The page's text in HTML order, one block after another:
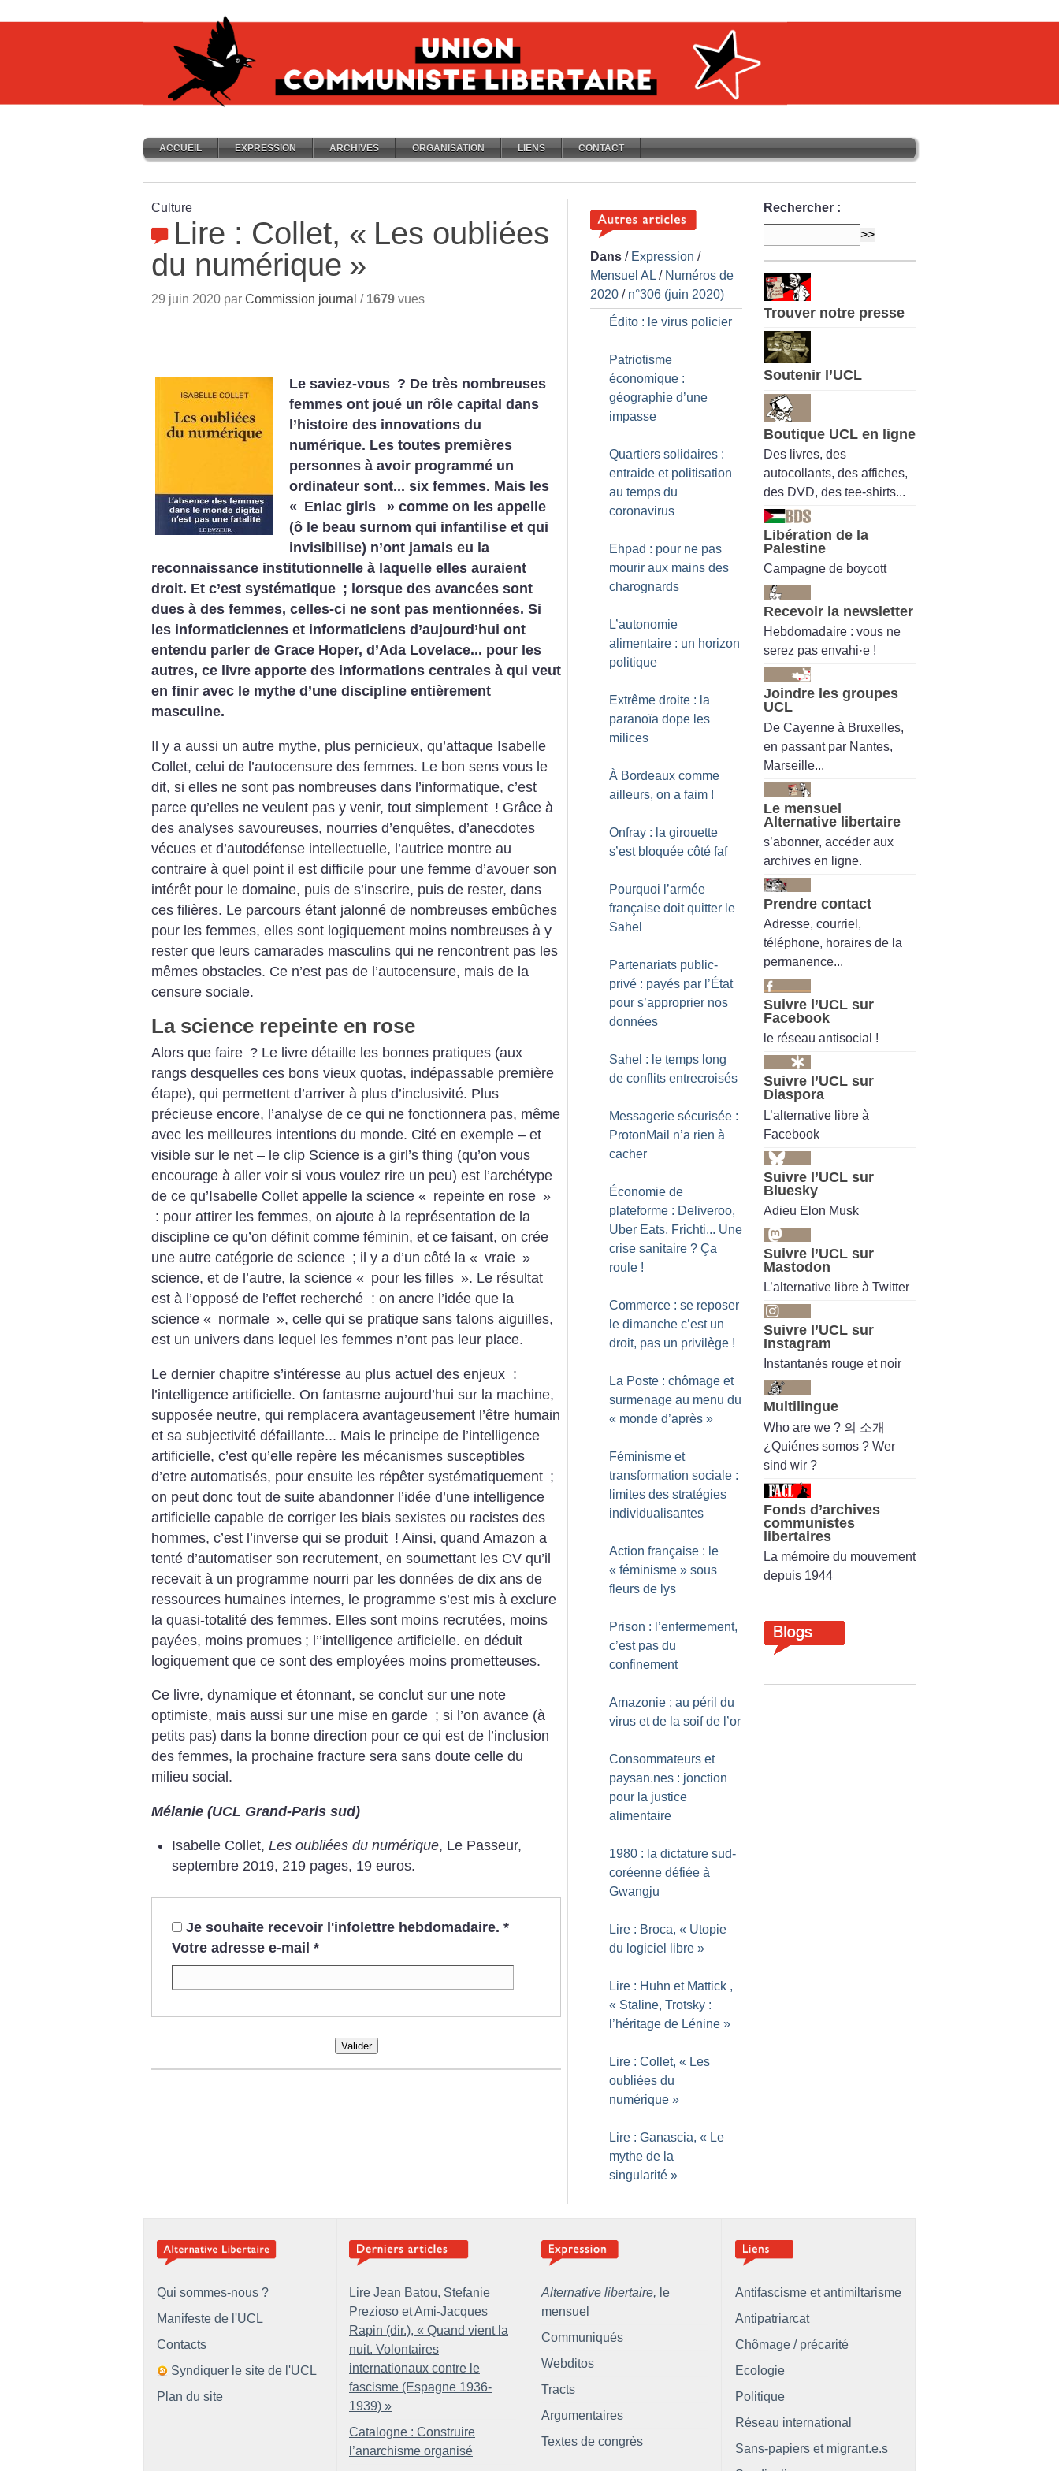
ACCUEIL EXPRESSION ARCHIVES ORGANISATION LIENS CONTACT
Culture
Lire : Collet, « Les oubliées
du numérique »
29 juin 2020 par Commission journal / 1679 vues
Le saviez-vous ? De très nombreuses
femmes ont joué un rôle capital dans
l’histoire des innovations du
numérique. Les toutes premières
personnes à avoir programmé un
ordinateur sont... six femmes. Mais les
« Eniac girls
» comme on les appelle
(ô le beau surnom qui infantilise et qui
invisibilise) n’ont jamais eu la
reconnaissance institutionnelle à laquelle elles auraient
droit. Et c’est systématique ; lorsque des avancées sont
dues à des femmes, celles-ci ne sont pas mentionnées. Si
les informaticiennes et informaticiens d’aujourd’hui ont
entendu parler de Grace Hoper, d’Ada Lovelace... pour les
autres, ce livre apporte des informations centrales à qui veut
en finir avec le mythe d’une discipline entièrement
masculine.
Il y a aussi un autre mythe, plus pernicieux, qu’attaque Isabelle
Collet, celui de l’autocensure des femmes. Le bon sens vous le
dit, si elles ne sont pas nombreuses dans l’informatique, c’est
parce qu’elles ne veulent pas y venir, tout simplement ! Grâce à
des analyses savoureuses, nourries d’enquêtes, d’anecdotes
vécues et d’autodéfense intellectuelle, l’autrice montre au
contraire à quel point il est difficile pour une femme d’avouer son
intérêt pour le domaine, puis de s’inscrire, puis de rester, dans
ces filières. Le parcours étant jalonné de nombreuses embûches
pour les femmes, elles sont logiquement moins nombreuses à y
rester que leurs camarades masculins qui ne rencontrent pas les
mêmes obstacles. Ce n’est pas de l’autocensure, mais de la
censure sociale.
La science repeinte en rose
Alors que faire ? Le livre détaille les bonnes pratiques (aux
rangs desquelles ces bons vieux quotas, indépassable première
étape), qui permettent d’arriver à plus d’inclusivité. Plus
précieuse encore, l’analyse de ce qui ne fonctionnera pas, même
avec les meilleures intentions du monde. Cité en exemple – et
visible sur le net – le clip Science is a girl’s thing (qu’on vous
encourage à aller voir si vous voulez rire un peu) est l’archétype
de ce qu’Isabelle Collet appelle la science « repeinte en rose »
: pour attirer les femmes, on ajoute à la représentation de la
discipline ce qu’on définit comme féminin, et ce faisant, on crée
une autre catégorie de science ; il y a d’un côté la « vraie »
science, et de l’autre, la science « pour les filles ». Le résultat
est à l’opposé de l’effet recherché : on ancre l’idée que la
science « normale », celle qui se pratique sans talons aiguilles,
est un univers dans lequel les femmes n’ont pas leur place.
Le dernier chapitre s’intéresse au plus actuel des enjeux :
l’intelligence artificielle. On fantasme aujourd’hui sur la machine,
supposée neutre, qui remplacera avantageusement l’être humain
et sa subjectivité défaillante... Mais le principe de l’intelligence
artificielle, c’est qu’elle repère les mécanismes susceptibles
d’etre automatisés, pour ensuite les répêter systématiquement ;
on peut donc tout de suite abandonner l’idée d’une intelligence
artificielle capable de corriger les biais sexistes ou racistes des
hommes, c’est l’inverse qui se produit ! Ainsi, quand Amazon a
tenté d’automatiser son recrutement, en soumettant les CV qu’il
recevait à un programme nourri par les données de dix ans de
ressources humaines internes, le programme s’est mis à exclure
la quasi-totalité des femmes. Elles sont moins recrutées, moins
payées, moins promues ; l’’intelligence artificielle. en déduit
logiquement que ce sont des employées moins prometteuses.
Ce livre, dynamique et étonnant, se conclut sur une note
optimiste, mais aussi sur une mise en garde ; si l’on avance (à
petits pas) dans la bonne direction pour ce qui est de l’inclusion
des femmes, la prochaine fracture sera sans doute celle du
milieu social.
Mélanie (UCL Grand-Paris sud)
Isabelle Collet,Les oubliées du numérique, Le Passeur,
septembre 2019, 219 pages, 19 euros.
Je souhaite recevoir l'infolettre hebdomadaire. *
Votre adresse e-mail *
Valider
Dans / Expression /
Mensuel AL / Numéros de
2020 / n°306 (juin 2020)
Édito : le virus policier
Patriotisme
économique :
géographie d’une
impasse
Quartiers solidaires :
entraide et politisation
au temps du
coronavirus
Ehpad : pour ne pas
mourir aux mains des
charognards
L’autonomie
alimentaire : un horizon
politique
Extrême droite : la
paranoïa dope les
milices
À Bordeaux comme
ailleurs, on a faim !
Onfray : la girouette
s’est bloquée côté faf
Pourquoi l’armée
française doit quitter le
Sahel
Partenariats public-
privé : payés par l’État
pour s’approprier nos
données
Sahel : le temps long
de conflits entrecroisés
Messagerie sécurisée :
ProtonMail n’a rien à
cacher
Économie de
plateforme : Deliveroo,
Uber Eats, Frichti... Une
crise sanitaire ? Ça
roule !
Commerce : se reposer
le dimanche c’est un
droit, pas un privilège !
La Poste : chômage et
surmenage au menu du
« monde d’après »
Féminisme et
transformation sociale :
limites des stratégies
individualisantes
Action française : le
« féminisme » sous
fleurs de lys
Prison : l’enfermement,
c’est pas du
confinement
Amazonie : au péril du
virus et de la soif de l’or
Consommateurs et
paysan.nes : jonction
pour la justice
alimentaire
1980 : la dictature sud-
coréenne défiée à
Gwangju
Lire : Broca, « Utopie
du logiciel libre »
Lire : Huhn et Mattick ,
« Staline, Trotsky :
l’héritage de Lénine »
Lire : Collet, « Les
oubliées du
numérique »
Lire : Ganascia, « Le
mythe de la
singularité »
Rechercher :
Trouver notre presse
Soutenir l’UCL
Boutique UCL en ligne
Des livres, des
autocollants, des affiches,
des DVD, des tee-shirts...
Libération de la
Palestine
Campagne de boycott
Recevoir la newsletter
Hebdomadaire : vous ne
serez pas envahi·e !
Joindre les groupes
UCL
De Cayenne à Bruxelles,
en passant par Nantes,
Marseille...
Le mensuel
Alternative libertaire
s’abonner, accéder aux
archives en ligne.
Prendre contact
Adresse, courriel,
téléphone, horaires de la
permanence...
Suivre l’UCL sur
Facebook
le réseau antisocial !
Suivre l’UCL sur
Diaspora
L’alternative libre à
Facebook
Suivre l’UCL sur
Bluesky
Adieu Elon Musk
Suivre l’UCL sur
Mastodon
L’alternative libre à Twitter
Suivre l’UCL sur
Instagram
Instantanés rouge et noir
Multilingue
Who are we ? 의 소개
¿Quiénes somos ? Wer
sind wir ?
Fonds d’archives
communistes
libertaires
La mémoire du mouvement
depuis 1944
Qui sommes-nous ?
Manifeste de l'UCL
Contacts
Syndiquer le site de l'UCL
Plan du site
Lire Jean Batou, Stefanie
Prezioso et Ami-Jacques
Rapin (dir.), « Quand vient la
nuit. Volontaires
internationaux contre le
fascisme (Espagne 1936-
1939) »
Catalogne : Construire
l’anarchisme organisé
Alternative libertaire, le
mensuel
Communiqués
Webditos
Tracts
Argumentaires
Textes de congrès
Antifascisme et antimiltarisme
Antipatriarcat
Chômage / précarité
Ecologie
Politique
Réseau international
Sans-papiers et migrant.e.s